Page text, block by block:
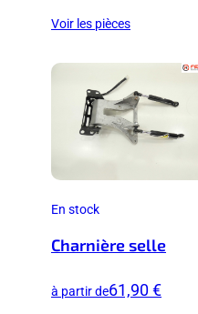
Voir les pièces
En stock
Charnière selle
à partir de61,90 €